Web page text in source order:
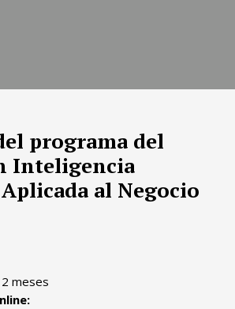
programa del
Inteligencia
al Negocio
meses